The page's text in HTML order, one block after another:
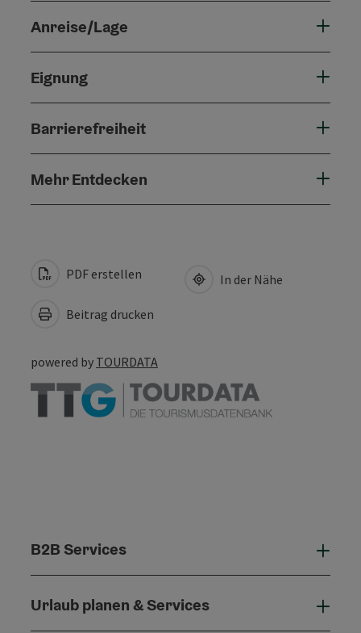
Anreise/Lage
Eignung
Barrierefreiheit
Mehr Entdecken
PDF erstellen
Beitrag drucken
In der Nähe
powered by TOURDATA
B2B Services
Urlaub planen & Services